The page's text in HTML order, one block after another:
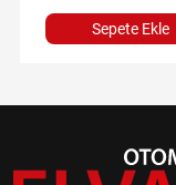
Sepete Ekle